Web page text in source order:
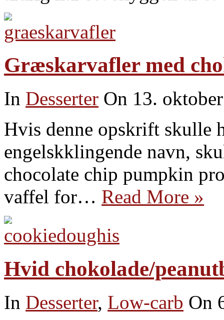
Græskarvafler med
In Desserter On 13.
Hvis denne opskrift skulle
engelskklingende navn,
chocolate chip pumpkin
vaffel for… Read More »
Hvid chokolade/
In Desserter, Low-carb On